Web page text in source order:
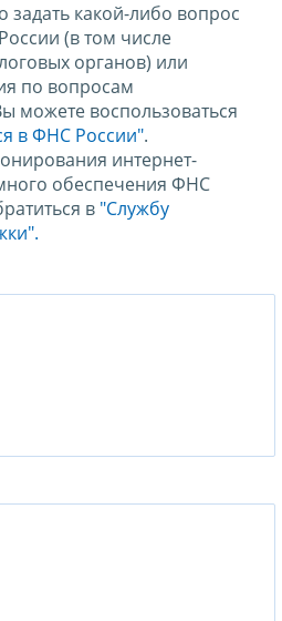
какой-либо вопрос
(в том числе
органов) или
по вопросам
можете воспользоваться
в ФНС России".
интернет-
обеспечения ФНС
в "Службу